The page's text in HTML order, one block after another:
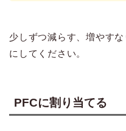
少しずつ減らす、増やす
にしてください。
PFCに割り当てる